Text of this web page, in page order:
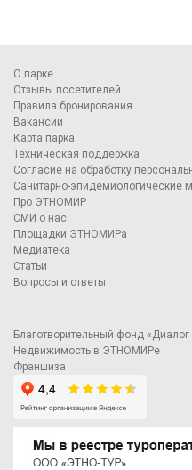
О парке
Отзывы посетителей
Правила бронирования
Вакансии
Карта парка
Техническая поддержка
Согласие на обработку
Санитарно-эпидемиологические
Про ЭТНОМИР
СМИ о нас
Площадки ЭТНОМИРа
Медиатека
Статьи
Вопросы и ответы
Благотворительный фонд
Недвижимость в ЭТНОМИРе
Франшиза